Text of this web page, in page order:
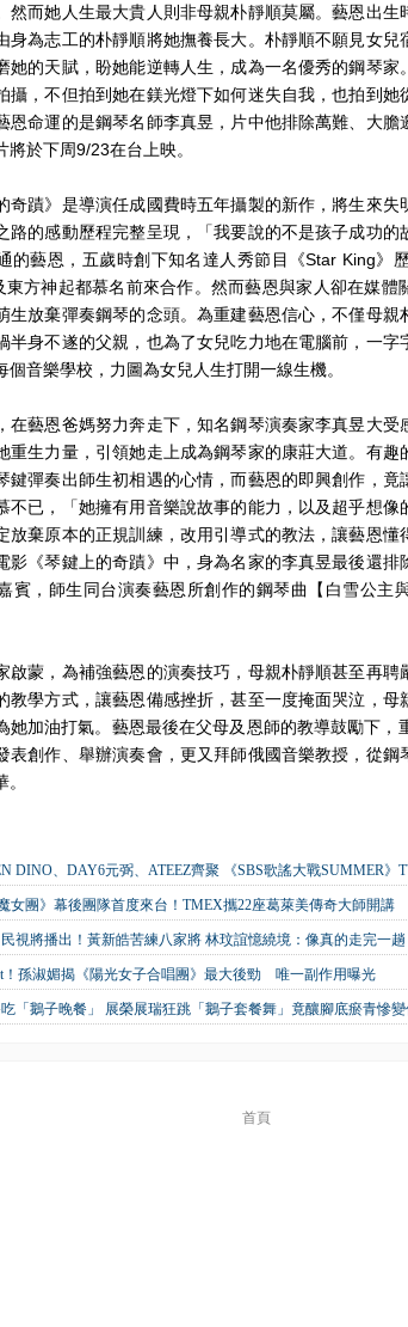
然而她人生最大貴人則非母親朴靜順莫屬。藝恩出生
身為志工的朴靜順將她撫養長大。朴靜順不願見女
她的天賦，盼她能逆轉人生，成為一名優秀的鋼琴家
攝，不但拍到她在鎂光燈下如何迷失自我，也拍到她
恩命運的是鋼琴名師李真昱，片中他排除萬難、大膽
將於下周9/23在台上映。
奇蹟》是導演任成國費時五年攝製的新作，將生來失
路的感動歷程完整呈現，「我要說的不是孩子成功的
的藝恩，五歲時創下知名達人秀節目《Star King》
東方神起都慕名前來合作。然而藝恩與家人卻在媒體
生放棄彈奏鋼琴的念頭。為重建藝恩信心，不僅母親
半身不遂的父親，也為了女兒吃力地在電腦前，一字
個音樂學校，力圖為女兒人生打開一線生機。
在藝恩爸媽努力奔走下，知名鋼琴演奏家李真昱大受
重生力量，引領她走上成為鋼琴家的康莊大道。有趣
鍵彈奏出師生初相遇的心情，而藝恩的即興創作，竟
不已，「她擁有用音樂說故事的能力，以及超乎想像
放棄原本的正規訓練，改用引導式的教法，讓藝恩懂
影《琴鍵上的奇蹟》中，身為名家的李真昱最後還排
賓，師生同台演奏藝恩所創作的鋼琴曲【白雪公主
啟蒙，為補強藝恩的演奏技巧，母親朴靜順甚至再聘
教學方式，讓藝恩備感挫折，甚至一度掩面哭泣，母
她加油打氣。藝恩最後在父母及恩師的教導鼓勵下，
表創作、舉辦演奏會，更又拜師俄國音樂教授，從鋼
DINO、DAY6元弼、ATEEZ齊聚 《SBS歌謠大戰SUMMER》
魔女團》幕後團隊首度來台！TMEX攜22座葛萊美傳奇大師開講
民視將播出！黃新皓苦練八家將 林玟誼憶繞境：像真的走完一趟
！孫淑媚揭《陽光女子合唱團》最大後勁 唯一副作用曝光
「鵝子晚餐」 展榮展瑞狂跳「鵝子套餐舞」竟釀腳底瘀青慘
首頁